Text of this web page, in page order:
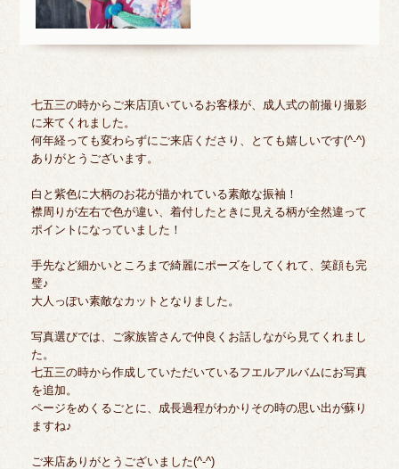
七五三の時からご来店頂いているお客様が、成人式の前撮り撮影
に来てくれました。
何年経っても変わらずにご来店くださり、とても嬉しいです(^-^)
ありがとうございます。
白と紫色に大柄のお花が描かれている素敵な振袖！
襟周りが左右で色が違い、着付したときに見える柄が全然違って
ポイントになっていました！
手先など細かいところまで綺麗にポーズをしてくれて、笑顔も完
璧♪
大人っぽい素敵なカットとなりました。
写真選びでは、ご家族皆さんで仲良くお話しながら見てくれまし
た。
七五三の時から作成していただいているフエルアルバムにお写真
を追加。
ページをめくるごとに、成長過程がわかりその時の思い出が蘇り
ますね♪
ご来店ありがとうございました(^-^)